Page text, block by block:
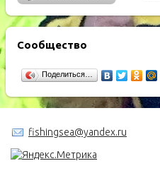
Сообщество
Поделиться…
fishingsea@yandex.ru